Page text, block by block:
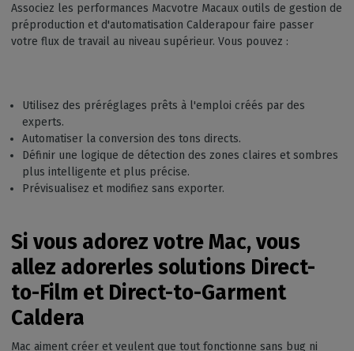
Associez les performances Macvotre Macaux outils de gestion de
préproduction et d'automatisation Calderapour faire passer
votre flux de travail au niveau supérieur. Vous pouvez :
Utilisez des préréglages prêts à l'emploi créés par des
experts.
Automatiser la conversion des tons directs.
Définir une logique de détection des zones claires et sombres
plus intelligente et plus précise.
Prévisualisez et modifiez sans exporter.
Si vous adorez votre Mac, vous
allez adorerles solutions Direct-
to-Film et Direct-to-Garment
Caldera
Mac aiment créer et veulent que tout fonctionne sans bug ni